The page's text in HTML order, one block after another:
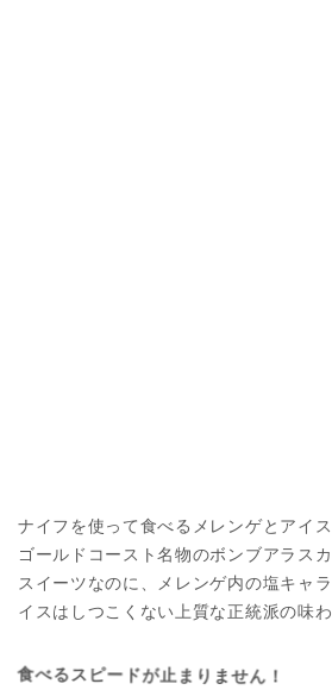
ナイフを使って食べるメレンゲとアイス
ゴールドコースト名物のボンブアラス
スイーツなのに、メレンゲ内の塩キャ
イスはしつこくない上質な正統派の味わ
食べるスピードが止まりません！